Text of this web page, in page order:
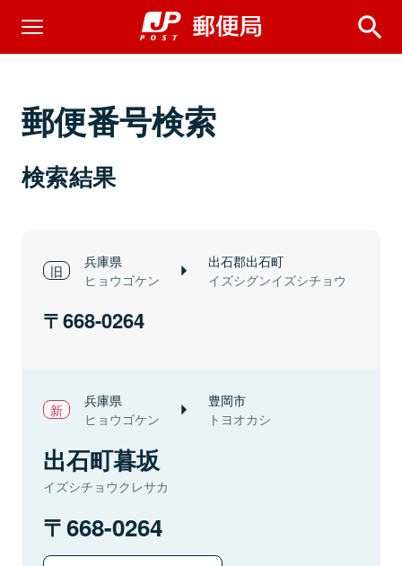
郵便番号検索
検索結果
兵庫県
ヒョウゴケン
出石郡出石町
イズシグンイズシチョウ
668-0264
兵庫県
ヒョウゴケン
豊岡市
トヨオカシ
出石町暮坂
イズシチョウクレサカ
668-0264